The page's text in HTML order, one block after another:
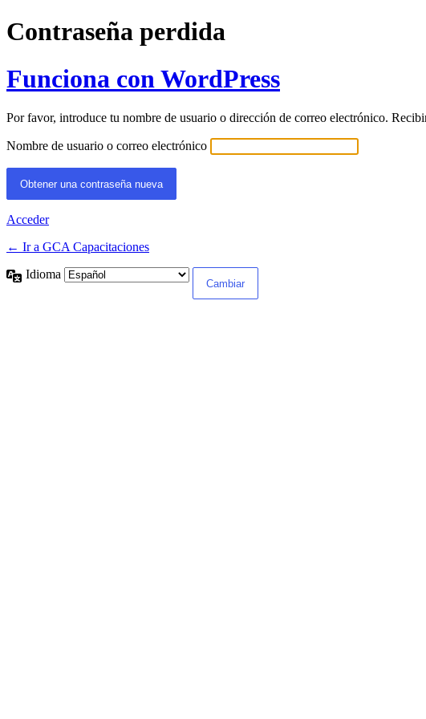
Contraseña perdida
Funciona con WordPress
Por favor, introduce tu nombre de usuario o dirección de correo electrónico.
Nombre de usuario o correo electrónico
Acceder
← Ir a GCA Capacitaciones
Idioma